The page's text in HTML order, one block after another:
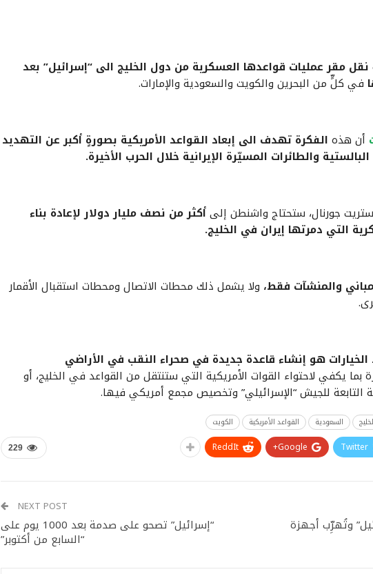
نقل مقر عمليات قواعدها العسكرية من دول الخليج الى “إسرائيل” بعد
في كلٍّ من البحرين والكويت والسعودية والإمارات.
أن هذه الفكرة تهدف الى إبعاد القواعد الأمريكية بصورةٍ أكبر عن التهديد
والطائرات المسيّرة الإيرانية خلال الحرب الأخيرة.
جورنال، ستحتاج واشنطن إلىأكثر من نصف مليار دولار لإعادة بناء
التي دمرتها إيران في الخليج.
والمنشآت فقط، ولا يشمل ذلك محطات الاتصال ومحطات استقبال الأقمار
الخيارات هو إنشاء قاعدة جديدة في صحراء النقب في الأراضي
بما يكفي لاحتواء القوات الأمريكية التي ستنتقل من القواعد في الخليج، أو
التابعة للجيش “الإسرائيلي” وتخصيص مجمع أمريكي فيها.
السعودية القواعد الأمريكية الكويت
229 Twitter
Google+
ReddIt
وتُهرِّب أجهزة
NEXT POST
“إسرائيل” تصحو على صدمة بعد 1000 يوم على
“السابع من أكتوبر”